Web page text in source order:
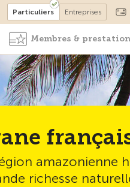
membre
Particuliers Entreprises
Membres &
amazonienne
richesse